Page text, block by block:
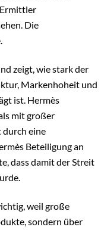
Die
zeigt, wie stark der
Markenhoheit und
ist. Hermès
mit großer
durch eine
Beteiligung an
dass damit der Streit
weil große
sondern über